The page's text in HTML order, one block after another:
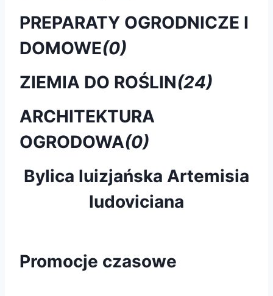
PREPARATY OGRODNICZE I
DOMOWE(0)
ZIEMIA DO ROŚLIN(24)
ARCHITEKTURA
OGRODOWA(0)
Bylica luizjańska Artemisia
ludoviciana
Promocje czasowe